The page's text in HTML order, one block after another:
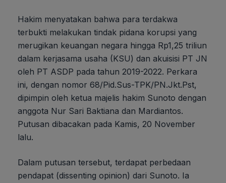
Hakim menyatakan bahwa para terdakwa
terbukti melakukan tindak pidana korupsi yang
merugikan keuangan negara hingga Rp1,25 triliun
dalam kerjasama usaha (KSU) dan akuisisi PT JN
oleh PT ASDP pada tahun 2019-2022. Perkara
ini, dengan nomor 68/Pid.Sus-TPK/PN.Jkt.Pst,
dipimpin oleh ketua majelis hakim Sunoto dengan
anggota Nur Sari Baktiana dan Mardiantos.
Putusan dibacakan pada Kamis, 20 November
lalu.
Dalam putusan tersebut, terdapat perbedaan
pendapat (dissenting opinion) dari Sunoto. Ia